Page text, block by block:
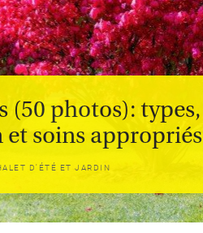
(50 photos): types,
soins appropriés
D'ÉTÉ ET JARDIN